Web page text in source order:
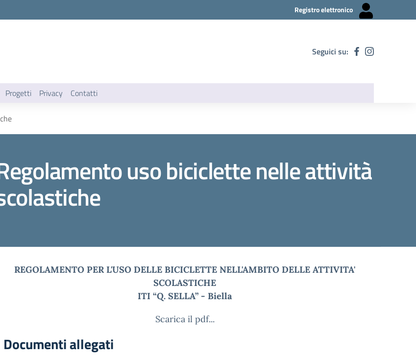
Registro elettronico
Seguici su:
Progetti Privacy Contatti
uso biciclette nelle attività
REGOLAMENTO PER L'USO DELLE BICICLETTE NELL'AMBITO DELLE ATTIVITA'
SCOLASTICHE
ITI “Q. SELLA” - Biella
Scarica il pdf...
Documenti allegati